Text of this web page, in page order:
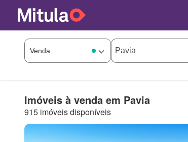
Imóveis à venda em Pavia
915 imóveis disponíveis